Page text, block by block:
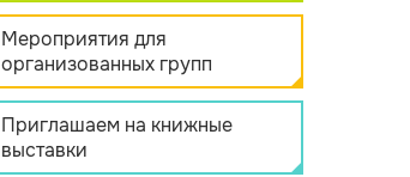
Мероприятия для
организованных групп
Приглашаем на книжные
выставки